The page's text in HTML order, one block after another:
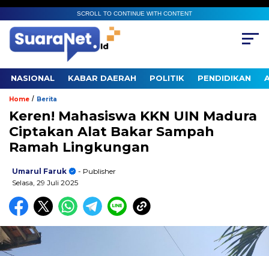
SCROLL TO CONTINUE WITH CONTENT
NASIONAL KABAR DAERAH POLITIK PENDIDIKAN
Home / Berita
Keren! Mahasiswa KKN UIN Madura
Ciptakan Alat Bakar Sampah
Ramah Lingkungan
Umarul Faruk
- Publisher
Selasa, 29 Juli 2025